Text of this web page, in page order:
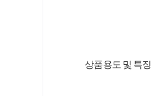
상품용도 및 특징